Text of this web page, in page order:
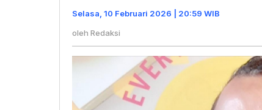
Selasa, 10 Februari 2026 | 20:59 WIB
oleh Redaksi